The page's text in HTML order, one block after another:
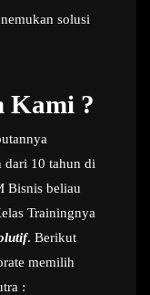
solusi
Kami ?
dari 10 tahun di
Bisnis beliau
Trainingnya
. Berikut
memilih
: